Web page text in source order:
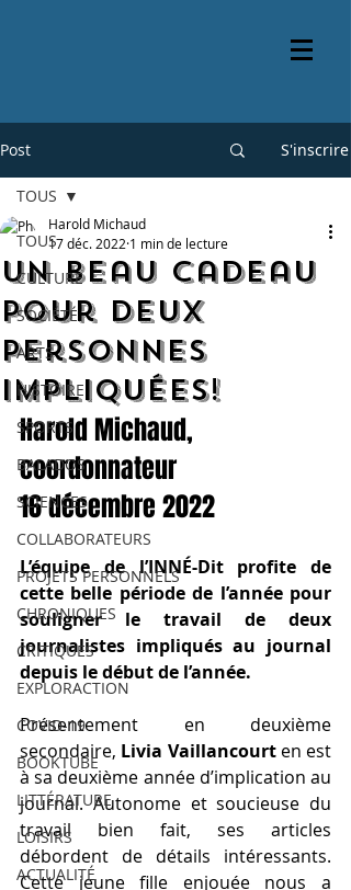
Post S'inscrire
TOUS
CULTURE
SOCIÉTÉ
ARTS
HISTOIRE
SPORTS
BALADOS
SCIENCES
COLLABORATEURS
PROJETS PERSONNELS
CHRONIQUES
CRITIQUES
EXPLORACTION
COVID-19
BOOKTUBE
LITTÉRATURE
LOISIRS
ACTUALITÉ
TOUS
Un beau cadeau
pour deux
personnes
impliquées!
Harold Michaud
17 déc. 2022 1 min de lecture
Harold Michaud,
coordonnateur
16 décembre 2022
L’équipe de l’INNÉ-Dit profite de
cette belle période de l’année pour
souligner le travail de deux
journalistes impliqués au journal
depuis le début de l’année.
Présentement en deuxième
secondaire, Livia Vaillancourt en est
à sa deuxième année d’implication au
journal. Autonome et soucieuse du
travail bien fait, ses articles
débordent de détails intéressants.
Cette jeune fille enjouée nous a